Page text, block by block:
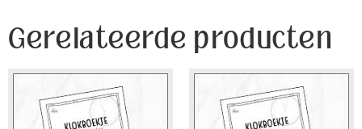
Gerelateerde producten